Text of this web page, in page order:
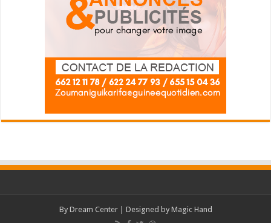
By Dream Center| Designed by Magic Hand